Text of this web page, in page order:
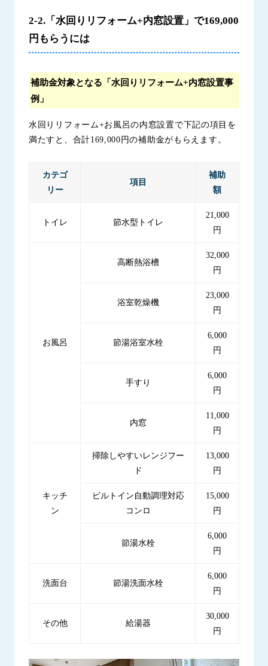
2-2.「水回りリフォーム+内窓設置」で169,000
円もらうには
補助金対象となる「水回りリフォーム+内窓設置事
例」
水回りリフォーム+お風呂の内窓設置で下記の項目を
満たすと、合計169,000円の補助金がもらえます。
カテゴ
リー
項目
補助
額
トイレ 節水型トイレ
21,000
円
お風呂
高断熱浴槽
32,000
円
浴室乾燥機
23,000
円
節湯浴室水栓
6,000
円
手すり
6,000
円
内窓
11,000
円
キッチ
ン
掃除しやすいレンジフー
ド
13,000
円
ビルトイン自動調理対応
コンロ
15,000
円
節湯水栓
6,000
円
洗面台 節湯洗面水栓
6,000
円
その他 給湯器
30,000
円